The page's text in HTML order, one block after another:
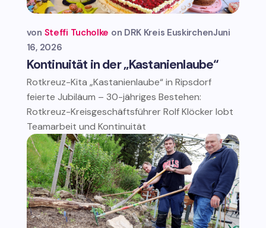
Kontinuität in der „Kastanienlaube“
von Steffi Tucholke DRK Kreis EuskirchenJuni
16, 2026
Rotkreuz-Kita „Kastanienlaube“ in Ripsdorf
feierte Jubiläum – 30-jähriges Bestehen:
Rotkreuz-Kreisgeschäftsführer Rolf Klöcker lobt
Teamarbeit und Kontinuität